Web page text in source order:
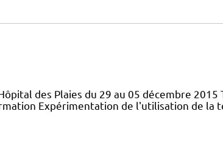
des Plaies du 29 au 05 décembre 2015
Expérimentation de l'utilisation de la